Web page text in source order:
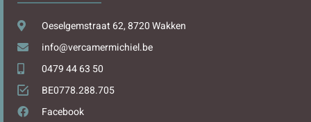
Oeselgemstraat 62, 8720 Wakken
info@vercamermichiel.be
0479 44 63 50
BE0778.288.705
Facebook